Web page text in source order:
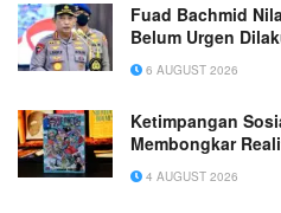
Fuad Bachmid
Belum Urgen
6 AUGUST 2026
Ketimpangan
Membongkar
4 AUGUST 2026